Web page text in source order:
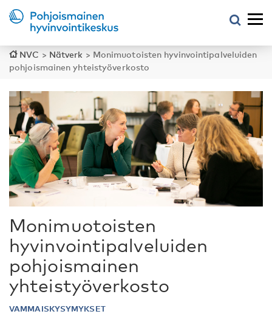
NVC > Nätverk > Monimuotoisten hyvinvointipalveluiden
pohjoismainen yhteistyöverkosto
Monimuotoisten
hyvinvointipalveluiden
pohjoismainen
yhteistyöverkosto
VAMMAISKYSYMYKSET